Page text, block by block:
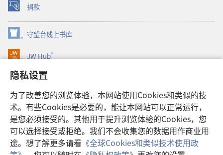
隐私设置
为了改善您的浏览体验，本网站使用Cookies和类似的技
术。有些Cookies是必要的，能让本网站可以正常运行，
是您必须接受的。其他用于提升浏览体验的Cookies，您
可以选择接受或拒绝。我们不会收集您的数据用作商业用
途。想了解更多请看 《全球Cookies和类似技术使用政
捐款
（打
开
新
窗
口）
守望台线上书库
（打
开
新
口）
JW Hub®
（打
开
新
窗
口）
JW Library®
Watchtower Library
Copyright© 2026 Watch Tower Bible and Tract Society of Pennsylvania.